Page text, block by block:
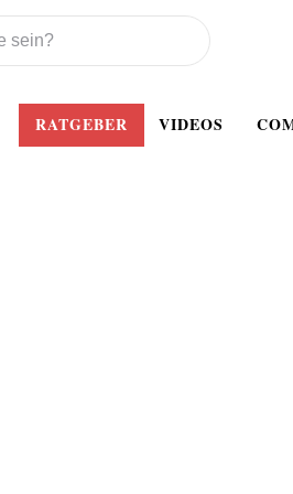
RATGEBER VIDEOS